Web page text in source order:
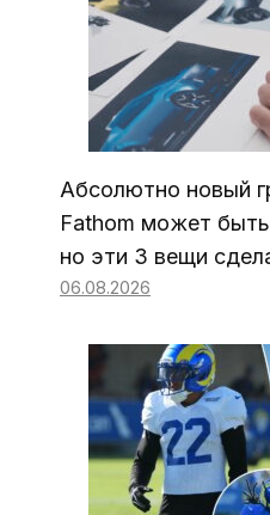
Абсолютно новый
Fathom может
но эти 3 вещи
06.08.2026